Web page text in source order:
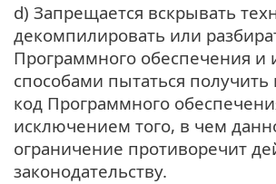
d) Запрещается вскрывать
декомпилировать или
Программного обеспечения
способами пытаться
код Программного
исключением того, в чем
ограничение противоречит
законодательству.